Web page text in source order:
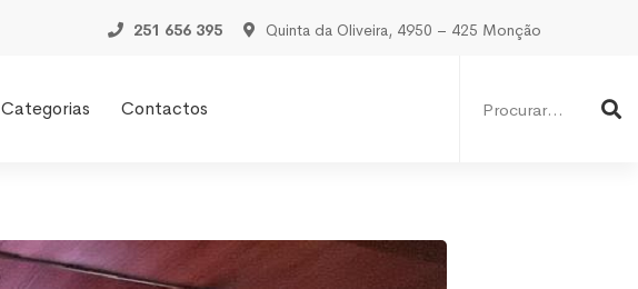
251 656 395 Quinta da Oliveira, 4950 – 425 Monção
Categorias Contactos